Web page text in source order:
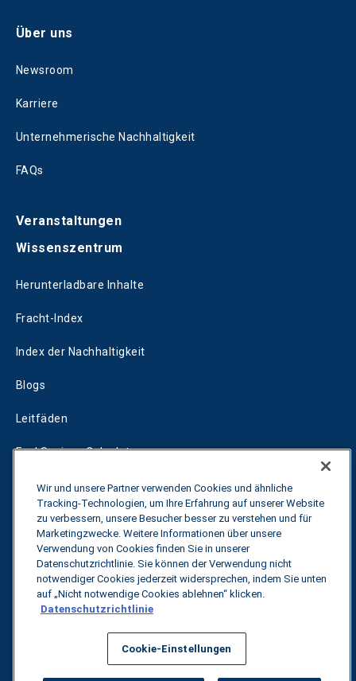
Über uns
Newsroom
Karriere
Unternehmerische Nachhaltigkeit
FAQs
Veranstaltungen
Wissenszentrum
Herunterladbare Inhalte
Fracht-Index
Index der Nachhaltigkeit
Blogs
Leitfäden
Fuel Savings Calculator
Rechner für die Transportoptimierung
Tarif-Tracker
Kontakt
Alle Rechte vorbehalten. Datenschutzbestimmungen
Wir und unsere Partner verwenden Cookies und ähnliche
Tracking-Technologien, um Ihre Erfahrung auf unserer Website
zu verbessern, unsere Besucher besser zu verstehen und für
Marketingzwecke. Weitere Informationen über unsere
Verwendung von Cookies finden Sie in unserer
Datenschutzrichtlinie. Sie können der Verwendung nicht
notwendiger Cookies jederzeit widersprechen, indem Sie unten
auf „Nicht notwendige Cookies ablehnen“ klicken.
Datenschutzrichtlinie
Cookie-Einstellungen